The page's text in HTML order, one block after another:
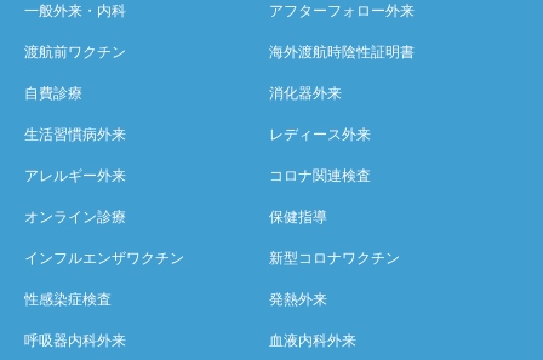
一般外来・内科 アフターフォロー外来
渡航前ワクチン 海外渡航時陰性証明書
自費診療 消化器外来
生活習慣病外来 レディース外来
アレルギー外来 コロナ関連検査
オンライン診療 保健指導
インフルエンザワクチン 新型コロナワクチン
性感染症検査 発熱外来
呼吸器内科外来 血液内科外来